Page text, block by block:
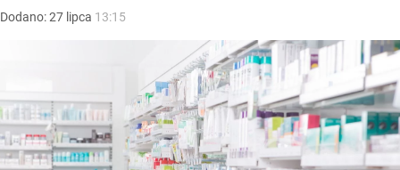
Dodano:27 lipca 13:15